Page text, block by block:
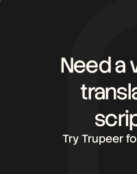
Need a
Try Trupeer